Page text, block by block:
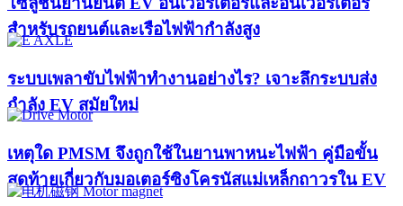
สำหรับรถยนต์และเรือไฟฟ้ากำลังสูง
ระบบเพลาขับไฟฟ้าทำงานอย่างไร? เจาะลึกระบบส่ง
กำลัง EV สมัยใหม่
เหตุใด PMSM จึงถูกใช้ในยานพาหนะไฟฟ้า คู่มือขั้น
สุดท้ายเกี่ยวกับมอเตอร์ซิงโครนัสแม่เหล็กถาวรใน EV